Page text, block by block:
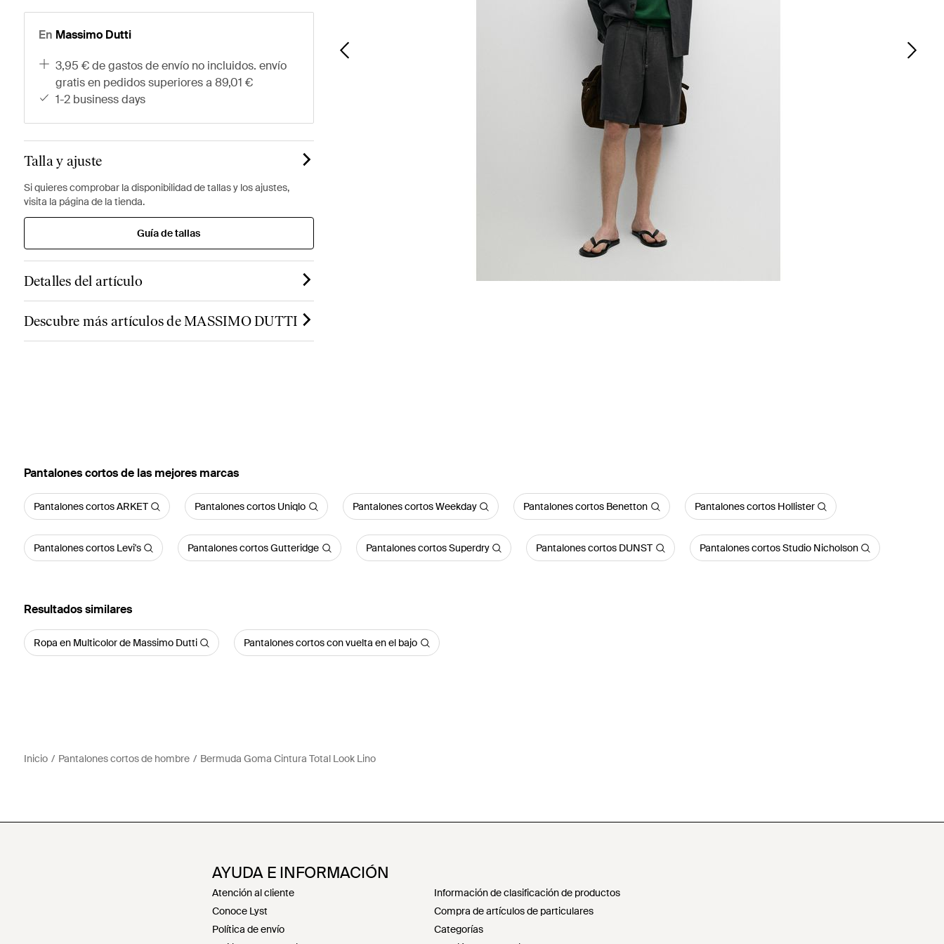
En Massimo Dutti
3,95 € de gastos de envío no incluidos. envío
gratis en pedidos superiores a 89,01 €
1-2 business days
Talla y ajuste
Si quieres comprobar la disponibilidad de tallas y los ajustes,
visita la página de la tienda.
Guía de tallas
Detalles del artículo
Descubre más artículos de MASSIMO DUTTI
Pantalones cortos de las mejores marcas
Pantalones cortos ARKET Pantalones cortos Uniqlo Pantalones cortos Weekday Pantalones cortos Benetton Pantalones cortos Hollister
Pantalones cortos Levi's Pantalones cortos Gutteridge Pantalones cortos Superdry Pantalones cortos DUNST Pantalones cortos Studio Nicholson
Resultados similares
Ropa en Multicolor de Massimo Dutti Pantalones cortos con vuelta en el bajo
Inicio Pantalones cortos de hombre Bermuda Goma Cintura Total Look Lino
AYUDA E INFORMACIÓN
Atención al cliente
Conoce Lyst
Política de envío
Información de clasificación de productos
Compra de artículos de particulares
Categorías